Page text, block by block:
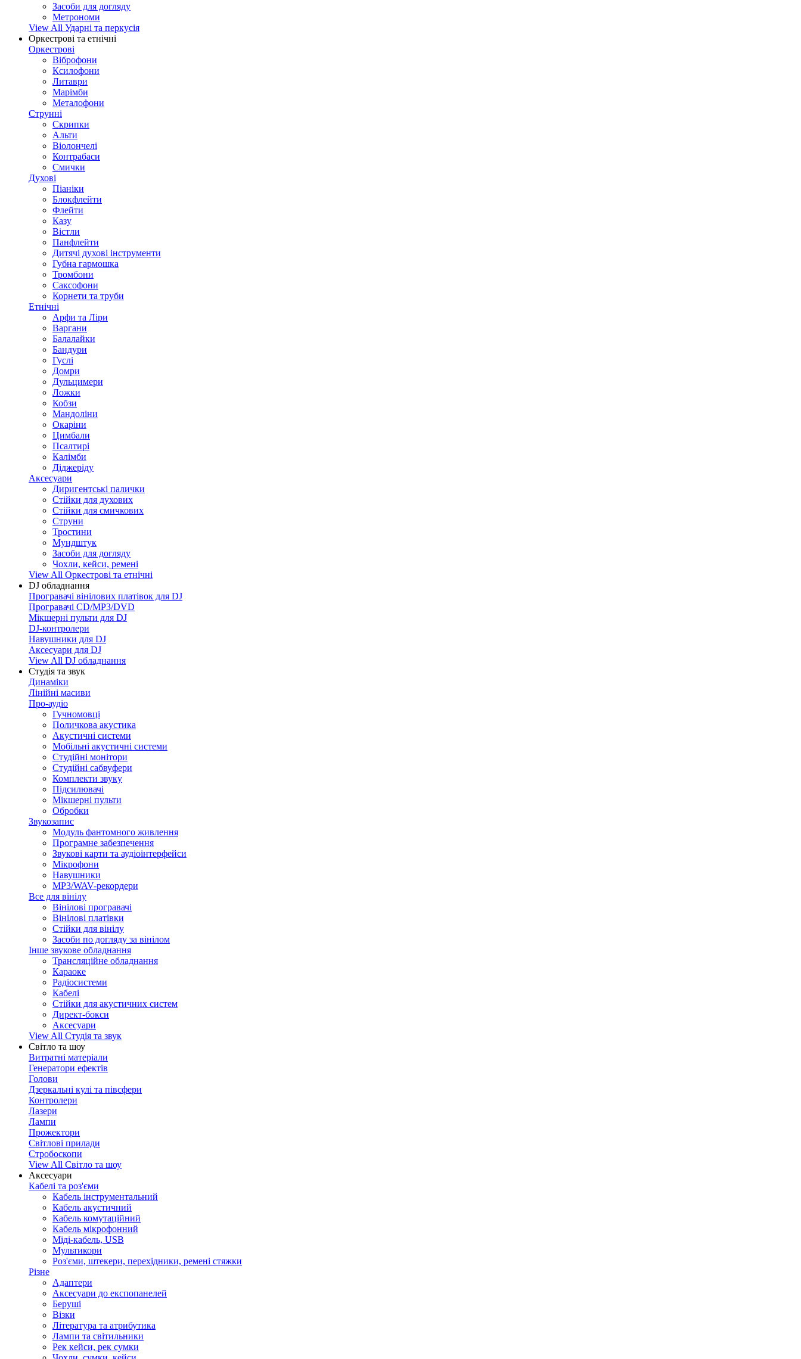
Засоби для догляду
Метрономи
View All Ударні та перкусія
Оркестрові та етнічні
Оркестрові
Віброфони
Ксилофони
Литаври
Марімби
Металофони
Струнні
Скрипки
Альти
Віолончелі
Контрабаси
Смички
Духові
Піаніки
Блокфлейти
Флейти
Казу
Вістли
Панфлейти
Дитячі духові інструменти
Губна гармошка
Тромбони
Саксофони
Корнети та труби
Етнічні
Арфи та Ліри
Варгани
Балалайки
Бандури
Гуслі
Домри
Дульцимери
Ложки
Кобзи
Мандоліни
Окаріни
Цимбали
Псалтирі
Калімби
Діджеріду
Аксесуари
Диригентські палички
Стійки для духових
Стійки для смичкових
Струни
Тростини
Мундштук
Засоби для догляду
Чохли, кейси, ремені
View All Оркестрові та етнічні
DJ обладнання
Програвачі вінілових платівок для DJ
Програвачі CD/MP3/DVD
Мікшерні пульти для DJ
DJ-контролери
Навушники для DJ
Аксесуари для DJ
View All DJ обладнання
Студія та звук
Динаміки
Лінійні масиви
Про-аудіо
Гучномовці
Поличкова акустика
Акустичні системи
Мобільні акустичні системи
Студійні монітори
Студійні сабвуфери
Комплекти звуку
Підсилювачі
Мікшерні пульти
Обробки
Звукозапис
Модуль фантомного живлення
Програмне забезпечення
Звукові карти та аудіоінтерфейси
Мікрофони
Навушники
MP3/WAV-рекордери
Все для вінілу
Вінілові програвачі
Вінілові платівки
Стійки для вінілу
Засоби по догляду за вінілом
Інше звукове обладнання
Трансляційне обладнання
Караоке
Радіосистеми
Кабелі
Стійки для акустичних систем
Директ-бокси
Аксесуари
View All Студія та звук
Світло та шоу
Витратні матеріали
Генератори ефектів
Голови
Дзеркальні кулі та півсфери
Контролери
Лазери
Лампи
Прожектори
Світлові прилади
Стробоскопи
View All Світло та шоу
Аксесуари
Кабелі та роз'єми
Кабель інструментальний
Кабель акустичний
Кабель комутаційний
Кабель мікрофонний
Міді-кабель, USB
Мультикори
Роз'єми, штекери, перехідники, ремені стяжки
Різне
Адаптери
Аксесуари до експопанелей
Беруші
Візки
Література та атрибутика
Лампи та світильники
Рек кейси, рек сумки